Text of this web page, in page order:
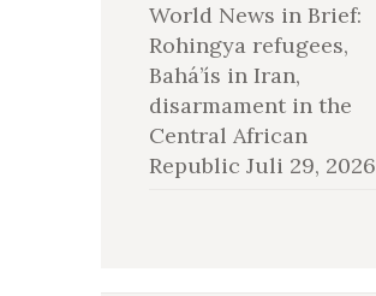
World News in Brief:
Rohingya refugees,
Bahá’ís in Iran,
disarmament in the
Central African
Republic Juli 29, 2026